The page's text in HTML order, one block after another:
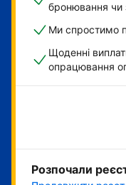
бронювання чи
Ми спростимо
Щоденні
опрацювання
Розпочали